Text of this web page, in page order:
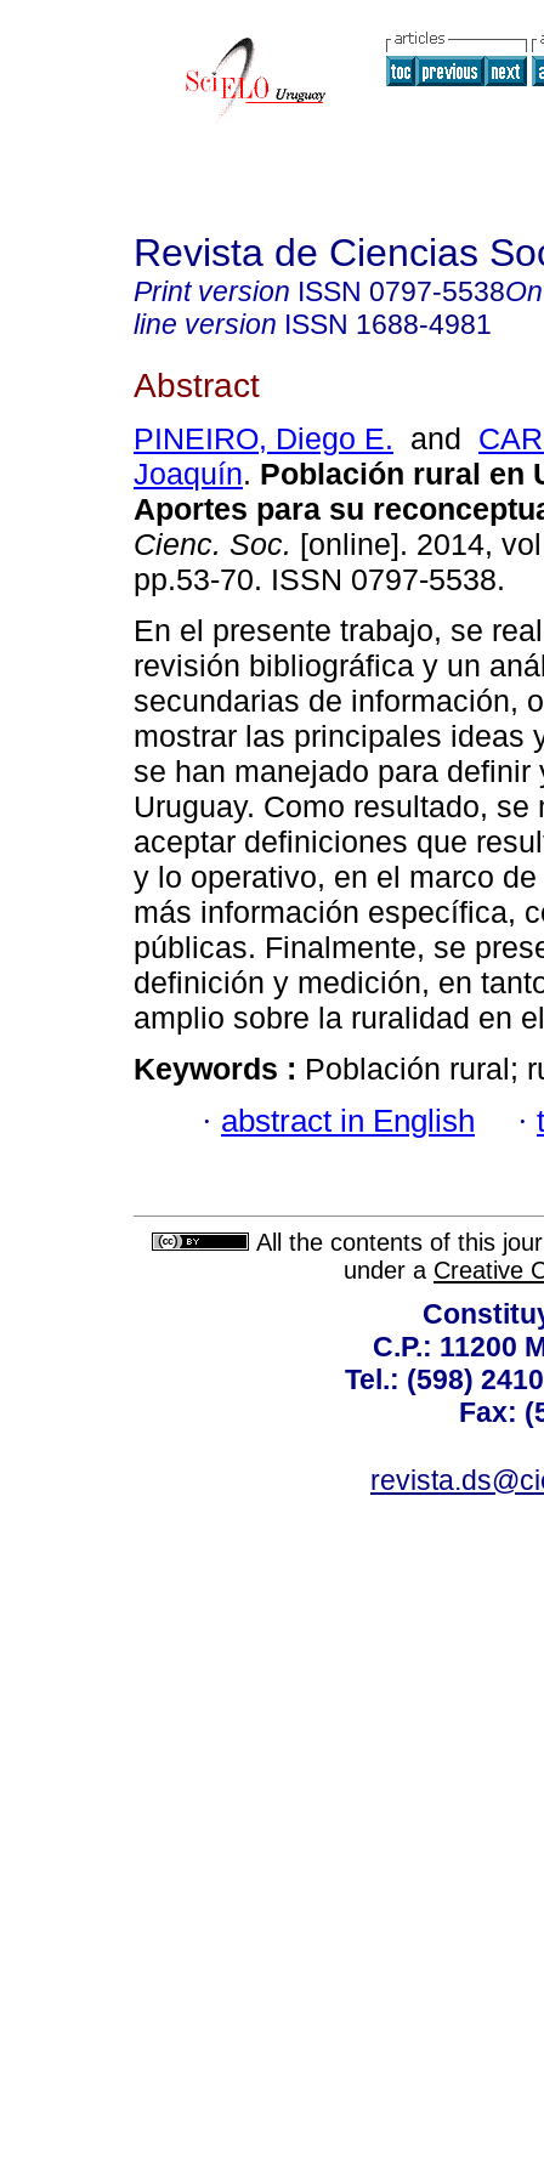
Revista de Ciencias
Print version ISSN 0797-5538
line version ISSN 1688-4981
Abstract
PINEIRO, Diego E. and
Joaquín. Población rural en
Aportes para su
Cienc. Soc. [online]. 2014,
pp.53-70. ISSN 0797-5538.
En el presente trabajo, se
revisión bibliográfica y un
secundarias de información,
mostrar las principales ideas
se han manejado para
Uruguay. Como resultado,
aceptar definiciones que
y lo operativo, en el marco
más información específica,
públicas. Finalmente, se
definición y medición, en
amplio sobre la ruralidad en
Keywords : Población rural;
· abstract in English ·
All the contents of this
under a Creative
C.P.: 11200
Tel.: (598)
Fax: